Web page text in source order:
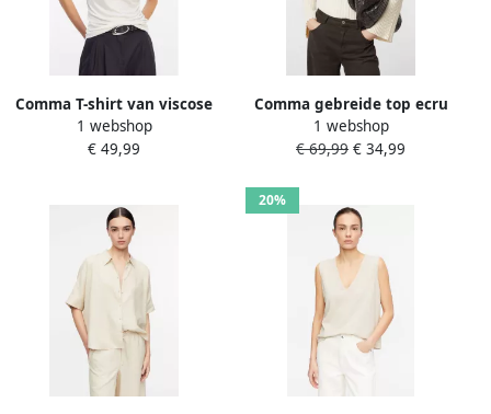
Comma T-shirt van viscose
met rimpels
1 webshop
€ 49,99
Comma gebreide top ecru
1 webshop
€ 69,99 € 34,99
20%